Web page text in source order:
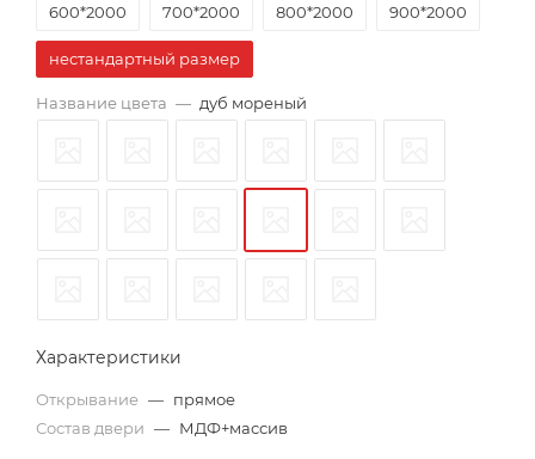
600*2000
700*2000 800*2000 900*2000
нестандартный размер
Название цвета — дуб мореный
Характеристики
Открывание — прямое
Состав двери — МДФ+массив